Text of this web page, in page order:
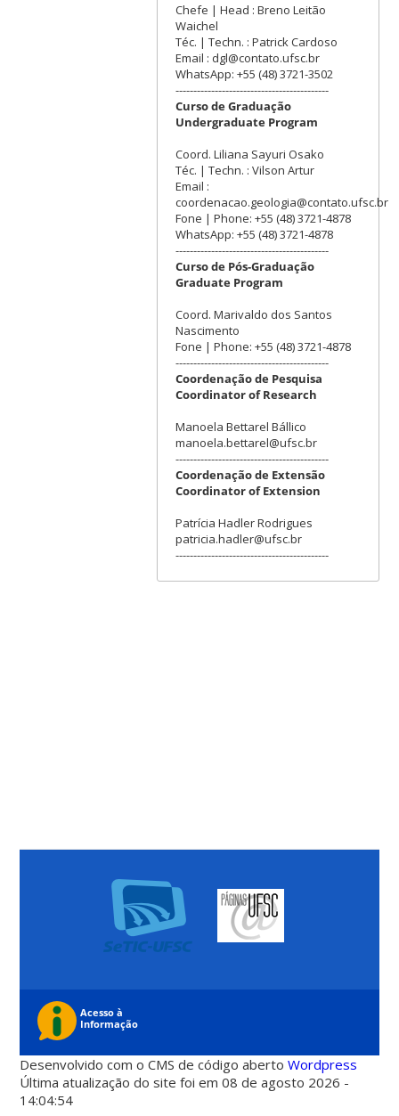
Chefe | Head : Breno Leitão
Waichel
Téc. | Techn. : Patrick Cardoso
Email : dgl@contato.ufsc.br
WhatsApp: +55 (48) 3721-3502
-------------------------------------------
Curso de Graduação
Undergraduate Program
Coord. Liliana Sayuri Osako
Téc. | Techn. : Vilson Artur
Email :
coordenacao.geologia@contato.ufsc.br
Fone | Phone: +55 (48) 3721-4878
WhatsApp: +55 (48) 3721-4878
-------------------------------------------
Curso de Pós-Graduação
Graduate Program
Coord. Marivaldo dos Santos
Nascimento
Fone | Phone: +55 (48) 3721-4878
-------------------------------------------
Coordenação de Pesquisa
Coordinator of Research
Manoela Bettarel Bállico
manoela.bettarel@ufsc.br
-------------------------------------------
Coordenação de Extensão
Coordinator of Extension
Patrícia Hadler Rodrigues
patricia.hadler@ufsc.br
-------------------------------------------
Desenvolvido com o CMS de código abertoWordpress
Última atualização do site foi em 08 de agosto 2026 -
14:04:54